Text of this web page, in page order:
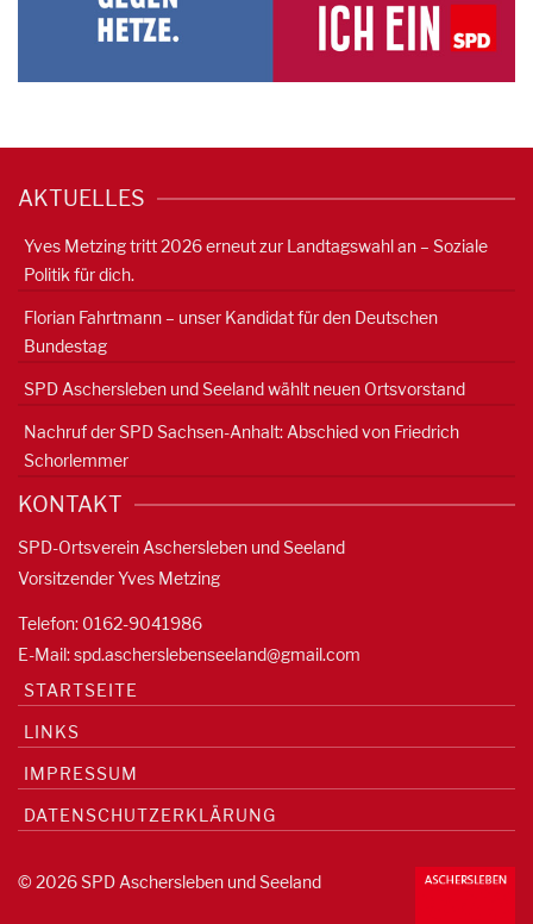
AKTUELLES
Yves Metzing tritt 2026 erneut zur Landtagswahl an – Soziale
Politik für dich.
Florian Fahrtmann – unser Kandidat für den Deutschen
Bundestag
SPD Aschersleben und Seeland wählt neuen Ortsvorstand
Nachruf der SPD Sachsen-Anhalt: Abschied von Friedrich
Schorlemmer
KONTAKT
SPD-Ortsverein Aschersleben und Seeland
Vorsitzender Yves Metzing
Telefon: 0162-9041986
E-Mail:spd.ascherslebenseeland@gmail.com
STARTSEITE
LINKS
IMPRESSUM
DATENSCHUTZERKLÄRUNG
© 2026 SPD Aschersleben und Seeland